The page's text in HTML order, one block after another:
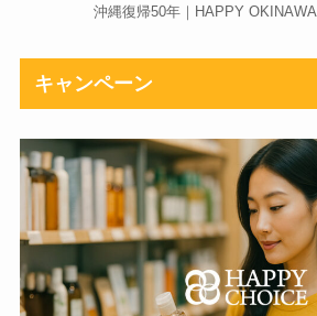
沖縄復帰50年｜HAPPY
キャンペーン